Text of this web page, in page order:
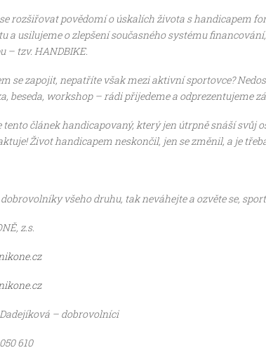
rozšiřovat povědomí o úskalích života s handicapem
a usilujeme o zlepšení současného systému
– tzv. HANDBIKE.
se zapojit, nepatříte však mezi aktivní sportovce?
beseda, workshop – rádi přijedeme a odprezentujeme
tento článek handicapovaný, který jen útrpně snáší svůj
Život handicapem neskončil, jen se změnil, a je
všeho druhu, tak neváhejte a ozvěte se,
z.s.
– dobrovolníci
610